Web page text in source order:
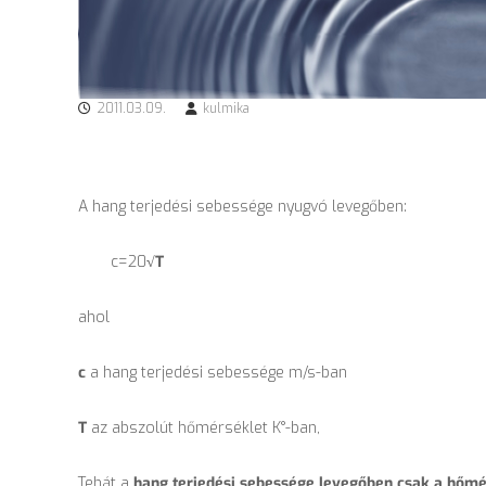
2011.03.09. kulmika
A hang terjedési sebessége nyugvó levegőben:
c=20√T
ahol
c a hang terjedési sebessége m/s-ban
T az abszolút hőmérséklet K°-ban,